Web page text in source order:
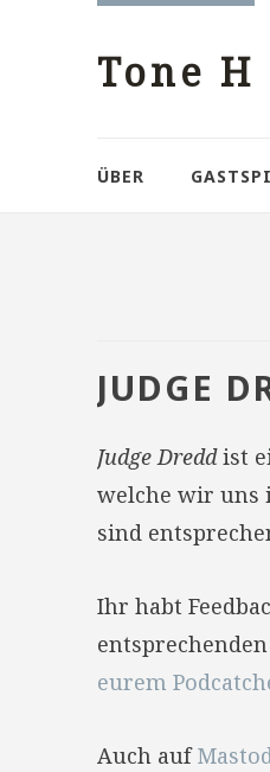
Tone H
ÜBER
JUDGE
Judge Dreddist
welche wir uns
sind
Ihr habt
eurem
Auch auf